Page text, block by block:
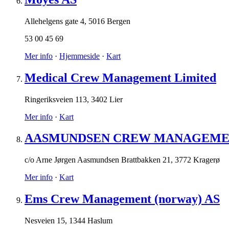
Allehelgens gate 4, 5016 Bergen
53 00 45 69
Mer info · Hjemmeside · Kart
Medical Crew Management Limited
Ringeriksveien 113, 3402 Lier
Mer info · Kart
AASMUNDSEN CREW
c/o Arne Jørgen Aasmundsen Brattbakken 21 , 3772 Kragerø
Mer info · Kart
Ems Crew Management (norway) AS
Nesveien 15, 1344 Haslum